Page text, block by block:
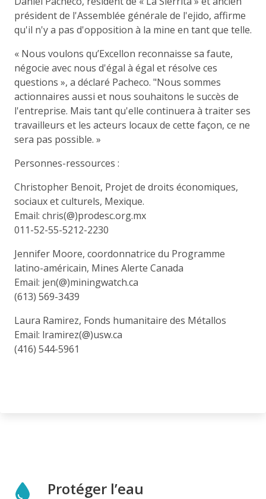
président de l'Assemblée générale de l'ejido, affirme
qu'il n'y a pas d'opposition à la mine en tant que telle.
« Nous voulons qu’Excellon reconnaisse sa faute,
négocie avec nous d'égal à égal et résolve ces
questions », a déclaré Pacheco. "Nous sommes
actionnaires aussi et nous souhaitons le succès de
l'entreprise. Mais tant qu'elle continuera à traiter ses
travailleurs et les acteurs locaux de cette façon, ce ne
sera pas possible. »
Personnes-ressources :
Christopher Benoit, Projet de droits économiques,
sociaux et culturels, Mexique.
Email: chris(@)prodesc.org.mx
011-52-55-5212-2230
Jennifer Moore, coordonnatrice du Programme
latino-américain, Mines Alerte Canada
Email: jen(@)miningwatch.ca
(613) 569-3439
Laura Ramirez, Fonds humanitaire des Métallos
Email: lramirez(@)usw.ca
(416) 544-5961
Protéger l’eau